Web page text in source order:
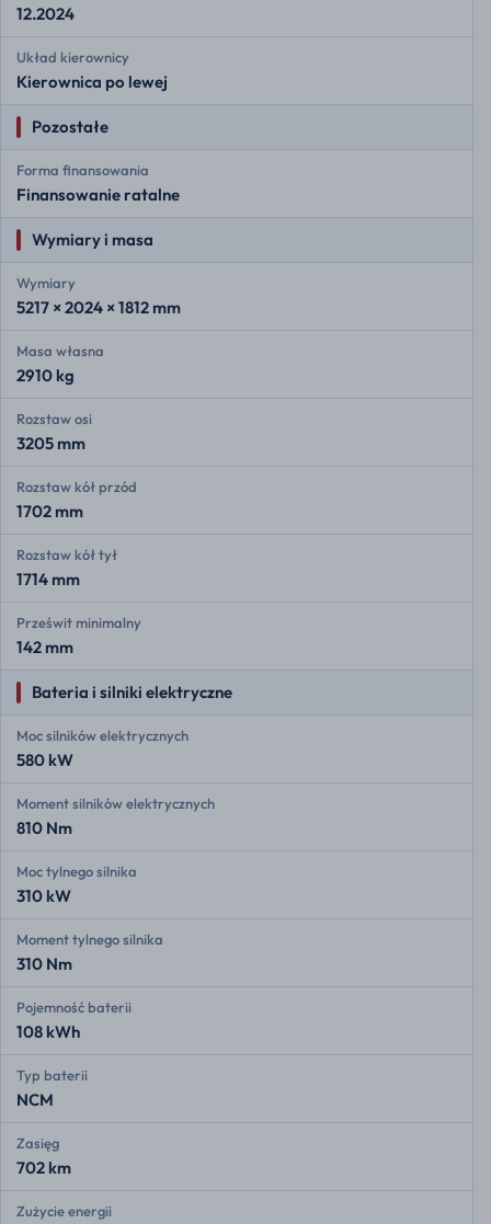
12.2024
Układ kierownicy
Kierownica po lewej
Pozostałe
Forma finansowania
Finansowanie ratalne
Wymiary i masa
Wymiary
5217 × 2024 × 1812 mm
Masa własna
2910 kg
Rozstaw osi
3205 mm
Rozstaw kół przód
1702 mm
Rozstaw kół tył
1714 mm
Prześwit minimalny
142 mm
Bateria i silniki elektryczne
Moc silników elektrycznych
580 kW
Moment silników elektrycznych
810 Nm
Moc tylnego silnika
310 kW
Moment tylnego silnika
310 Nm
Pojemność baterii
108 kWh
Typ baterii
NCM
Zasięg
702 km
Zużycie energii